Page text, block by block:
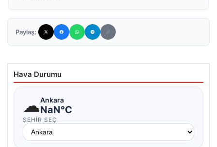
Paylaş:
Hava Durumu
☁Ankara
NaN°C
ŞEHIR SEÇ